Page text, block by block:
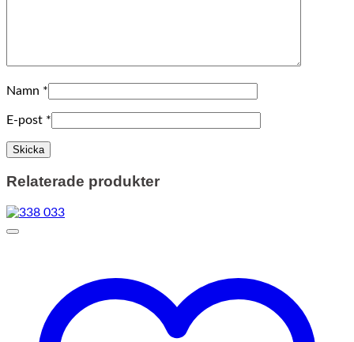
Namn *
E-post *
Relaterade produkter